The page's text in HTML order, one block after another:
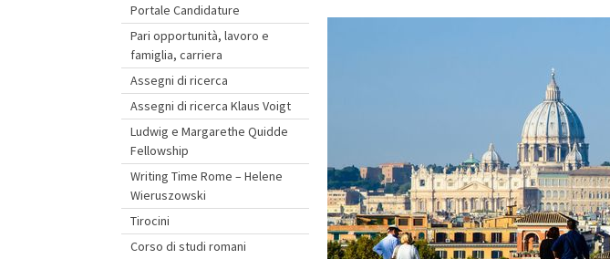
Portale Candidature
Pari opportunità, lavoro e
famiglia, carriera
Assegni di ricerca
Assegni di ricerca Klaus Voigt
Ludwig e Margarethe Quidde
Fellowship
Writing Time Rome – Helene
Wieruszowski
Tirocini
Corso di studi romani